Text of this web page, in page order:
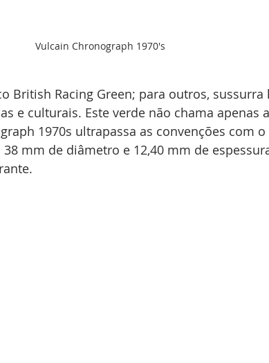
Vulcain Chronograph 1970's
British Racing Green; para outros,
e culturais. Este verde não chama apenas
1970s ultrapassa as convenções com
38 mm de diâmetro e 12,40 mm de